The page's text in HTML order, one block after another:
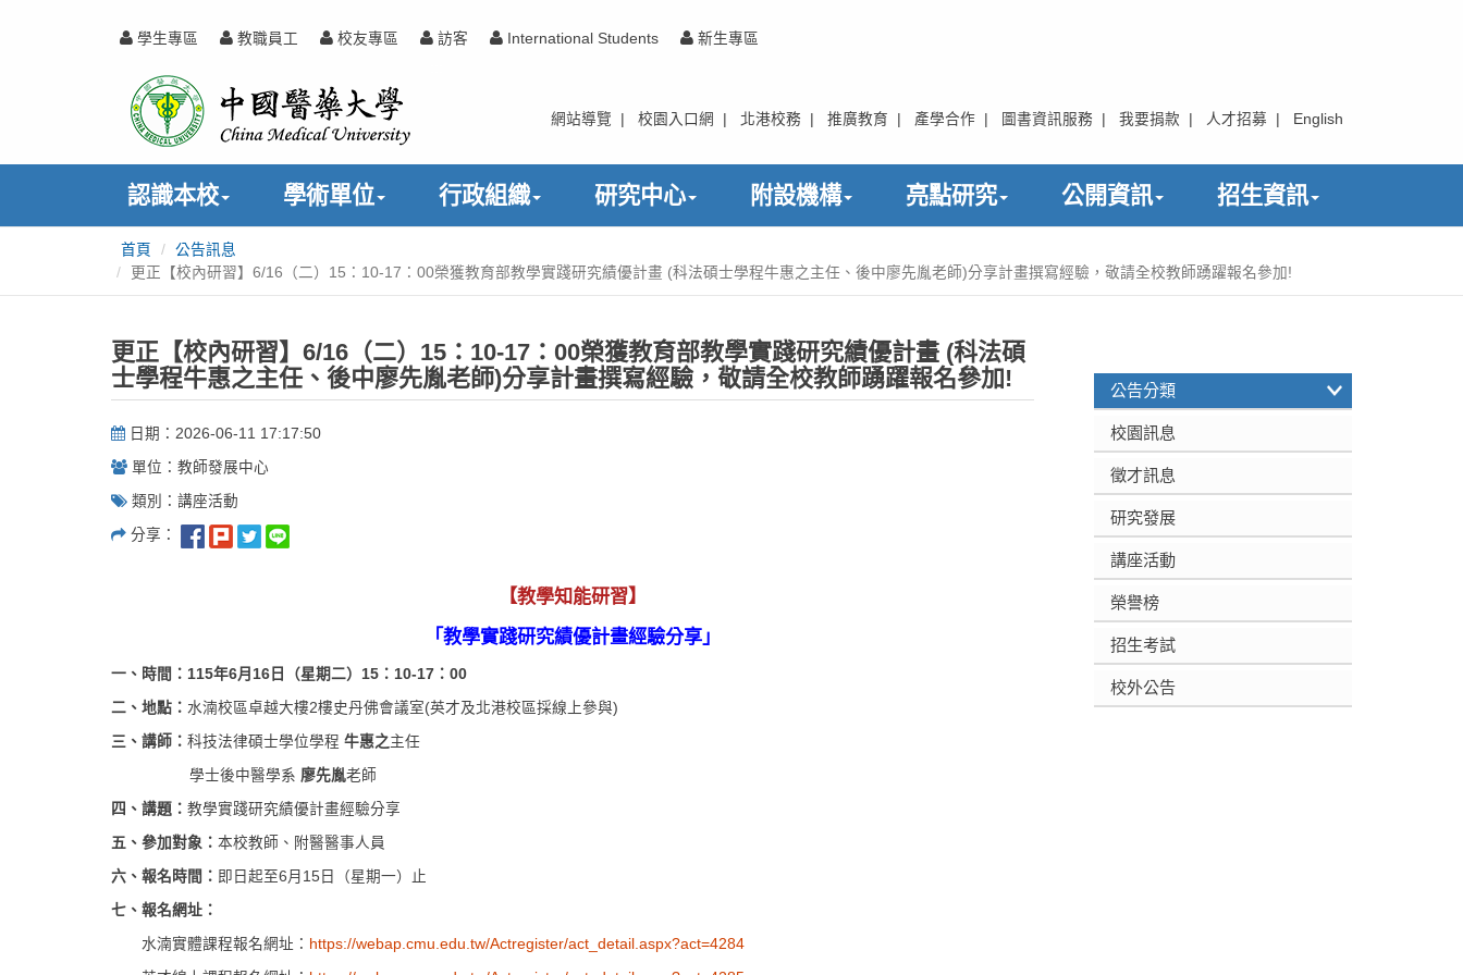
學生專區 教職員工 校友專區 訪客 International Students 新生專區
中
國
醫
藥
大
學
網站導覽 校園入口網 北港校務 推廣教育 產學合作 圖書資訊服務 我要捐款 人才招募 English
認識本校 學術單位 行政組織 研究中心 附設機構 亮點研究 公開資訊 招生資訊
首頁
公告訊息
更正【校內研習】6/16（二）15：10-17：00榮獲教育部教學實踐研究績優計畫 (科法碩士學程牛惠之主任、後中廖先胤老師)分享計畫撰寫經驗，敬請全校教師踴躍報名參加!
更正【校內研習】6/16（二）15：10-17：00榮獲教育部教學實踐研究績優計畫 (科法碩
士學程牛惠之主任、後中廖先胤老師)分享計畫撰寫經驗，敬請全校教師踴躍報名參加!
日期：2026-06-11 17:17:50
單位：教師發展中心
類別：講座活動
分享：
【教學知能研習】
「教學實踐研究績優計畫經驗分享」
一、時間： 115年6月 16 日（星期二） 15 ： 10-17 ： 00
二、地點： 水湳校區卓越大樓2樓史丹佛會議室(英才及北港校區採線上參與)
三、講師： 科技法律碩士學位學程 牛惠之主任
學士後中醫學系 廖先胤老師
四、講題： 教學實踐研究績優計畫經驗分享
五、參加對象： 本校教師、附醫醫事人員
六、報名時間： 即日起至6月15日（星期一）止
七、報名網址：
水湳實體課程報名網址： https://webap.cmu.edu.tw/Actregister/act_detail.aspx?act=4284
公告分類
校園訊息
徵才訊息
研究發展
講座活動
榮譽榜
招生考試
校外公告